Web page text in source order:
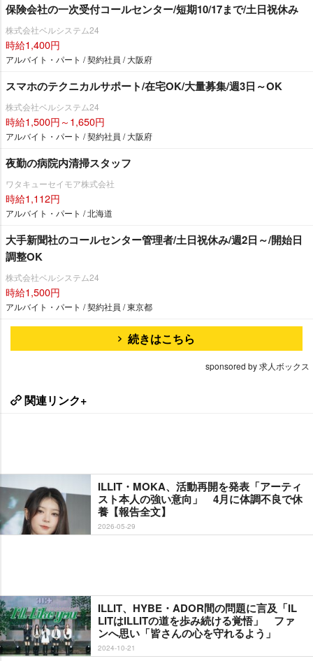
保険会社の一次受付コールセンター/短期10/17まで/土日祝休み
株式会社ベルシステム24
時給1,400円
アルバイト・パート / 契約社員 / 大阪府
スマホのテクニカルサポート/在宅OK/大量募集/週3日～OK
株式会社ベルシステム24
時給1,500円～1,650円
アルバイト・パート / 契約社員 / 大阪府
夜勤の病院内清掃スタッフ
ワタキューセイモア株式会社
時給1,112円
アルバイト・パート / 北海道
大手新聞社のコールセンター管理者/土日祝休み/週2日～/開始日
調整OK
株式会社ベルシステム24
時給1,500円
アルバイト・パート / 契約社員 / 東京都
続きはこちら
sponsored by 求人ボックス
関連リンク+
ILLIT・MOKA、活動再開を発表「アーティ
スト本人の強い意向」 4月に体調不良で休
養【報告全文】
2026-05-29
ILLIT、HYBE・ADOR間の問題に言及「IL
LITはILLITの道を歩み続ける覚悟」 ファ
ンへ思い「皆さんの心を守れるよう」
2024-10-21